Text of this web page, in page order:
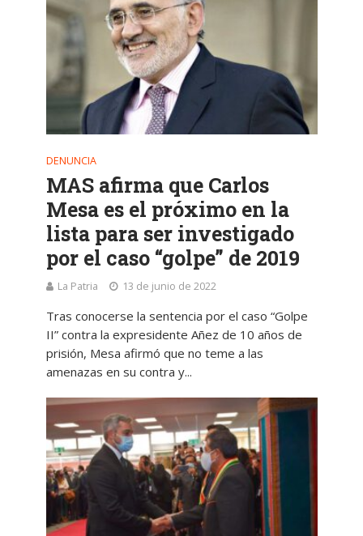
DENUNCIA
MAS afirma que Carlos
Mesa es el próximo en la
lista para ser investigado
por el caso “golpe” de 2019
La Patria 13 de junio de 2022
Tras conocerse la sentencia por el caso “Golpe
II” contra la expresidente Añez de 10 años de
prisión, Mesa afirmó que no teme a las
amenazas en su contra y...